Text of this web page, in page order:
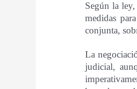
Según la
medidas
conjunta,
La
judicial,